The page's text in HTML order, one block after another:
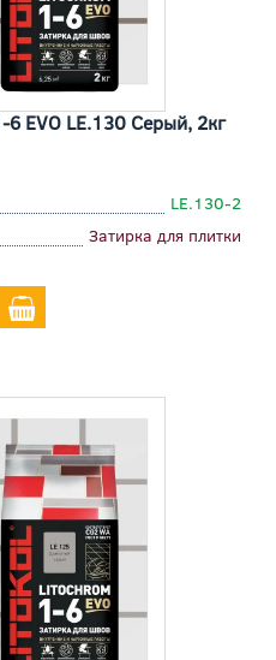
6 EVO LE.130 Серый, 2кг
LE.130-2
Затирка для плитки